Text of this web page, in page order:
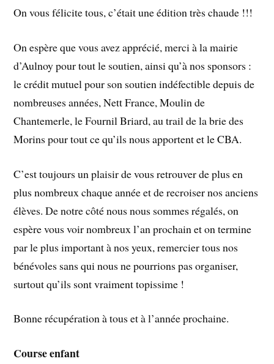
On vous félicite tous, c’était une édition très chaude !!!
On espère que vous avez apprécié, merci à la mairie
d’Aulnoy pour tout le soutien, ainsi qu’à nos sponsors :
le crédit mutuel pour son soutien indéfectible depuis de
nombreuses années, Nett France, Moulin de
Chantemerle, le Fournil Briard, au trail de la brie des
Morins pour tout ce qu’ils nous apportent et le CBA.
C’est toujours un plaisir de vous retrouver de plus en
plus nombreux chaque année et de recroiser nos anciens
élèves. De notre côté nous nous sommes régalés, on
espère vous voir nombreux l’an prochain et on termine
par le plus important à nos yeux, remercier tous nos
bénévoles sans qui nous ne pourrions pas organiser,
surtout qu’ils sont vraiment topissime !
Bonne récupération à tous et à l’année prochaine.
Course enfant